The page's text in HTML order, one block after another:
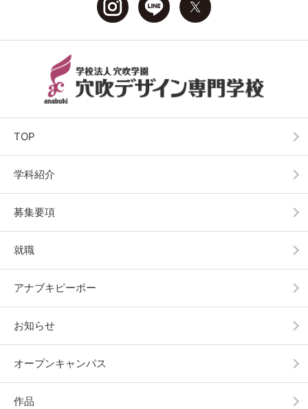
TOP
学科紹介
募集要項
就職
アナブキピーポー
お知らせ
オープンキャンパス
作品